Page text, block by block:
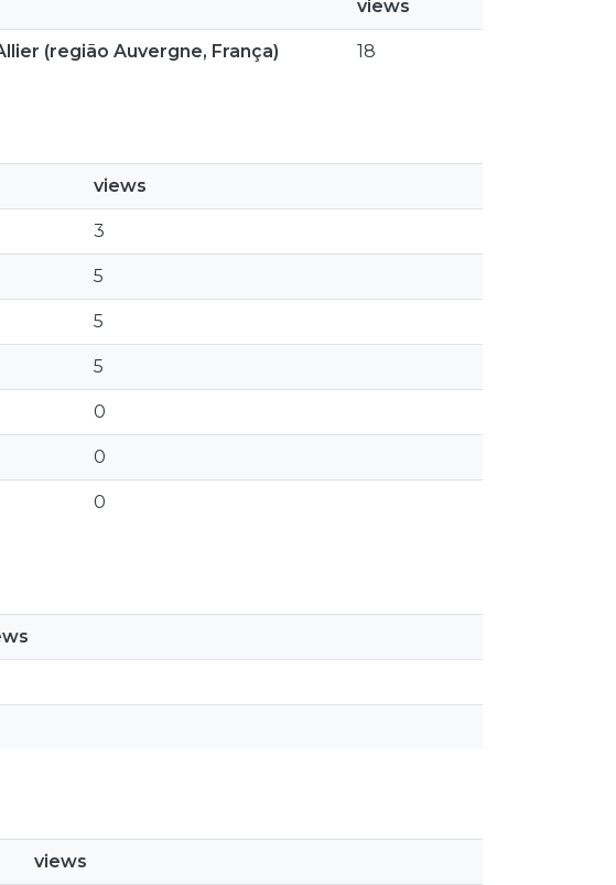
views
(região Auvergne, França) 18
views
3
5
5
5
0
0
0
views